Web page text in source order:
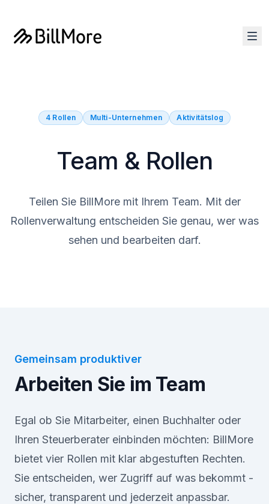
4 Rollen Multi-Unternehmen Aktivitätslog
Team & Rollen
Teilen Sie BillMore mit Ihrem Team. Mit der
Rollenverwaltung entscheiden Sie genau, wer was
sehen und bearbeiten darf.
Gemeinsam produktiver
Arbeiten Sie im Team
Egal ob Sie Mitarbeiter, einen Buchhalter oder
Ihren Steuerberater einbinden möchten: BillMore
bietet vier Rollen mit klar abgestuften Rechten.
Sie entscheiden, wer Zugriff auf was bekommt -
sicher, transparent und jederzeit anpassbar.